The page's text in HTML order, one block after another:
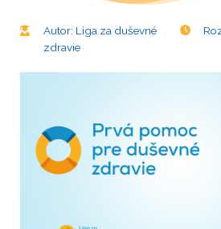
Autor: Liga za duševné
zdravie